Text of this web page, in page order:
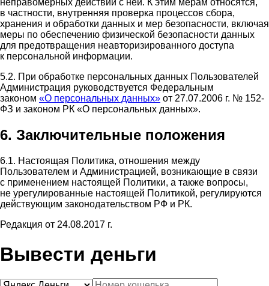
неправомерных действий с ней. К этим мерам относятся,
в частности, внутренняя проверка процессов сбора,
хранения и обработки данных и мер безопасности, включая
меры по обеспечению физической безопасности данных
для предотвращения неавторизированного доступа
к персональной информации.
5.2. При обработке персональных данных Пользователей
Администрация руководствуется Федеральным
законом «О персональных данных» от 27.07.2006 г. № 152-
ФЗ и законом РК «О персональных данных».
6. Заключительные положения
6.1. Настоящая Политика, отношения между
Пользователем и Администрацией, возникающие в связи
с применением настоящей Политики, а также вопросы,
не урегулированные настоящей Политикой, регулируются
действующим законодательством РФ и РК.
Редакция от 24.08.2017 г.
Вывести деньги